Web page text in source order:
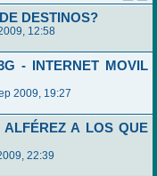
DESTINOS?
12:58
- INTERNET MOVIL
2009, 19:27
A LOS QUE
22:39